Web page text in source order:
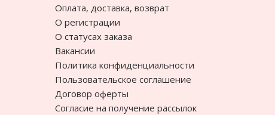
Оплата, доставка, возврат
О регистрации
О статусах заказа
Вакансии
Политика конфиденциальности
Пользовательское соглашение
Договор оферты
Согласие на получение рассылок